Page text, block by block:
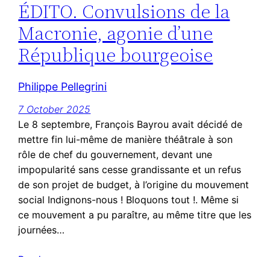
ÉDITO. Convulsions de la
Macronie, agonie d’une
République bourgeoise
Philippe Pellegrini
7 October 2025
Le 8 septembre, François Bayrou avait décidé de
mettre fin lui-même de manière théâtrale à son
rôle de chef du gouvernement, devant une
impopularité sans cesse grandissante et un refus
de son projet de budget, à l’origine du mouvement
social Indignons-nous ! Bloquons tout !. Même si
ce mouvement a pu paraître, au même titre que les
journées…